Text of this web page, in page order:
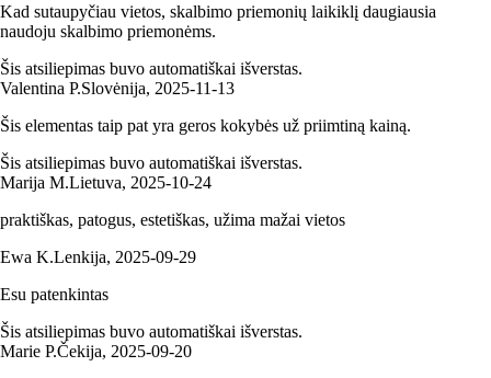
Kad sutaupyčiau vietos, skalbimo priemonių laikiklį daugiausia
naudoju skalbimo priemonėms.
Šis atsiliepimas buvo automatiškai išverstas.
Valentina P.Slovėnija, 2025‑11‑13
Šis elementas taip pat yra geros kokybės už priimtiną kainą.
Šis atsiliepimas buvo automatiškai išverstas.
Marija M.Lietuva, 2025‑10‑24
praktiškas, patogus, estetiškas, užima mažai vietos
Ewa K.Lenkija, 2025‑09‑29
Esu patenkintas
Šis atsiliepimas buvo automatiškai išverstas.
Marie P.Čekija, 2025‑09‑20